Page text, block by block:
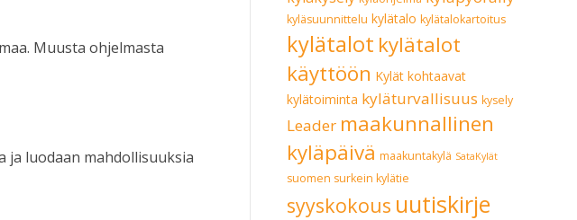
Muusta ohjelmasta
ja luodaan mahdollisuuksia
kyläsuunnittelu kylätalo kylätalokartoitus
kylätalot kylätalot
käyttöön Kylät kohtaavat
kylätoiminta kyläturvallisuus kysely
Leader maakunnallinen
kyläpäivä maakuntakylä SataKylät
suomen surkein kylätie
syyskokous uutiskirje